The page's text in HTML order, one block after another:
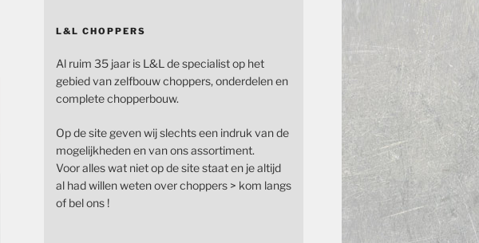
L&L CHOPPERS
Al ruim 35 jaar is L&L de specialist op het
gebied van zelfbouw choppers, onderdelen en
complete chopperbouw.
Op de site geven wij slechts een indruk van de
mogelijkheden en van ons assortiment.
Voor alles wat niet op de site staat en je altijd
al had willen weten over choppers > kom langs
of bel ons !